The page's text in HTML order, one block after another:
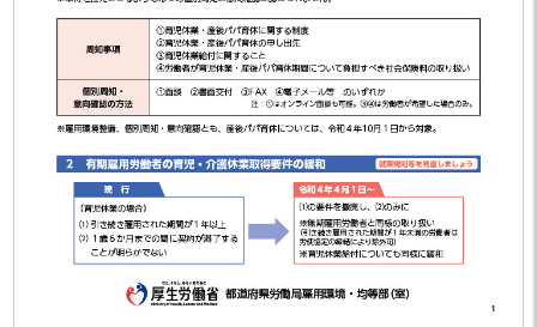
た。
2025.02.26
「沖建協会報 2月号」を掲載しまし
た。
2025.01.31
「沖建協会報 1月号」を掲載しまし
た。
2024.12.26
「沖建協会報 12月号」を掲載しま
した。